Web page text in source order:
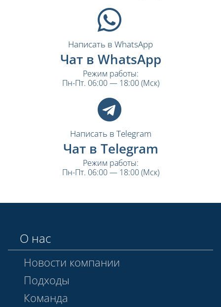
Написать в WhatsApp
Чат в WhatsApp
Режим работы:
Пн-Пт. 06:00 — 18:00 (Мск)
Написать в Telegram
Чат в Telegram
Режим работы:
Пн-Пт. 06:00 — 18:00 (Мск)
О нас
Новости компании
Подходы
Команда